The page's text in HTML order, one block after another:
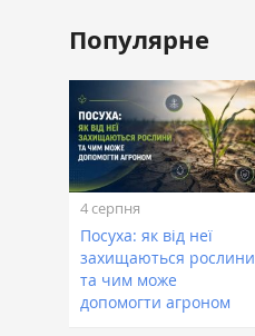
Популярне
4 серпня
Посуха: як від неї
захищаються рослини
та чим може
допомогти агроном